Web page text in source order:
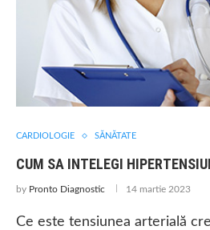
CARDIOLOGIE SĂNĂTATE
CUM SA INTELEGI
by Pronto Diagnostic 14 martie 2023
Ce este tensiunea arterială